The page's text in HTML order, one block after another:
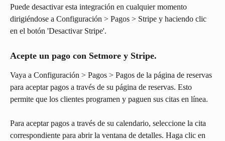
Puede desactivar esta integración en cualquier momento
dirigiéndose a Configuración > Pagos > Stripe y haciendo clic
en el botón 'Desactivar Stripe'.
Acepte un pago con Setmore y Stripe.
Vaya a Configuración > Pagos > Pagos de la página de reservas
para aceptar pagos a través de su página de reservas. Esto
permite que los clientes programen y paguen sus citas en línea.
Para aceptar pagos a través de su calendario, seleccione la cita
correspondiente para abrir la ventana de detalles. Haga clic en